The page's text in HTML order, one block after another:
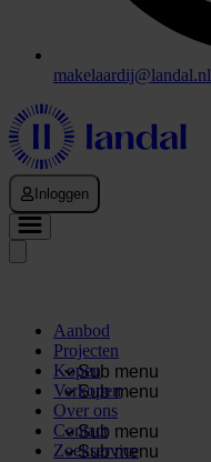
makelaardij@landal.nl
Inloggen
Aanbod
Projecten
Sub menu
Kopen
Sub menu
Verkopen
Over ons
Sub menu
Contact
Sub menu
Zoekservice